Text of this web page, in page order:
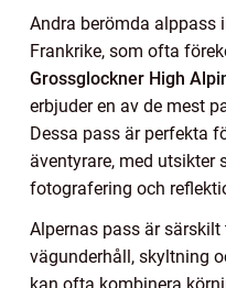
Andra berömda alppass
Frankrike, som ofta
Grossglockner High
erbjuder en av de mest
Dessa pass är perfekta
äventyrare, med utsikter
fotografering och
Alpernas pass är
vägunderhåll, skyltning